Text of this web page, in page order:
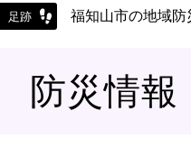
福知山市の地域防
防災情報